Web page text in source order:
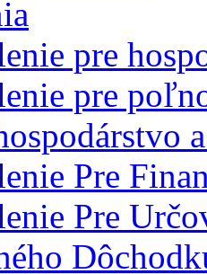
pre
pre
Pre
Pre